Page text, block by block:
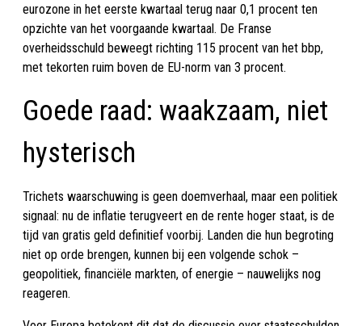
eurozone in het eerste kwartaal terug naar 0,1 procent ten
opzichte van het voorgaande kwartaal. De Franse
overheidsschuld beweegt richting 115 procent van het bbp,
met tekorten ruim boven de EU-norm van 3 procent.
Goede raad: waakzaam, niet
hysterisch
Trichets waarschuwing is geen doemverhaal, maar een politiek
signaal: nu de inflatie terugveert en de rente hoger staat, is de
tijd van gratis geld definitief voorbij. Landen die hun begroting
niet op orde brengen, kunnen bij een volgende schok –
geopolitiek, financiële markten, of energie – nauwelijks nog
reageren.